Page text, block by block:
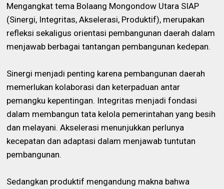
Mengangkat tema Bolaang Mongondow Utara SIAP
(Sinergi, Integritas, Akselerasi, Produktif), merupakan
refleksi sekaligus orientasi pembangunan daerah dalam
menjawab berbagai tantangan pembangunan kedepan.
Sinergi menjadi penting karena pembangunan daerah
memerlukan kolaborasi dan keterpaduan antar
pemangku kepentingan. Integritas menjadi fondasi
dalam membangun tata kelola pemerintahan yang besih
dan melayani. Akselerasi menunjukkan perlunya
kecepatan dan adaptasi dalam menjawab tuntutan
pembangunan.
Sedangkan produktif mengandung makna bahwa